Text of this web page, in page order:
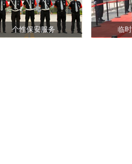
个性保安服务 临